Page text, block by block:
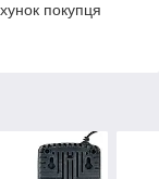
покупця